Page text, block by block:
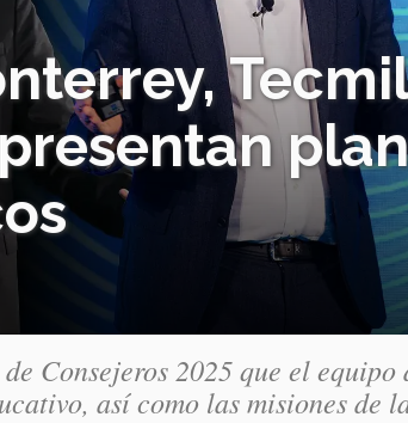
Consejeros 2025 que el
así como las misiones de